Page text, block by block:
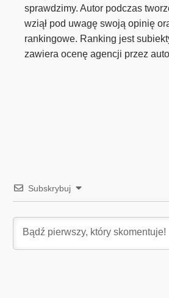
sprawdzimy. Autor podczas
wziął pod uwagę swoją opinię
rankingowe. Ranking jest
zawiera ocenę agencji przez
Subskrybuj